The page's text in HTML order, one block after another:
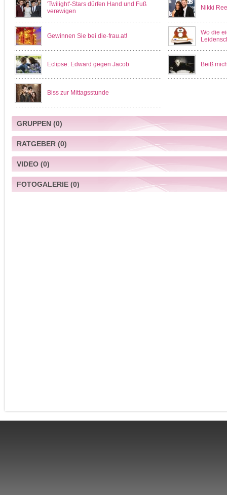
'Twilight'-Stars dürfen Hand und Fuß
verewigen
Nikki
Gewinnen Sie bei die-frau.at!
Wo die
Eclipse: Edward gegen Jacob Beiß
Biss zur Mittagsstunde
GRUPPEN(0)
RATGEBER(0)
VIDEO(0)
FOTOGALERIE(0)